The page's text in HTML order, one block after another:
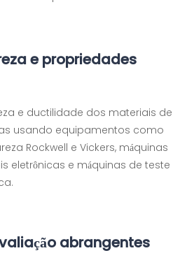
e propriedades
e ductilidade dos materiais de
usando equipamentos como
Rockwell e Vickers, máquinas
eletrônicas e máquinas de teste
abrangentes